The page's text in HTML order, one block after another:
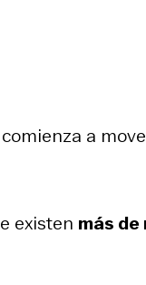
a
existen más